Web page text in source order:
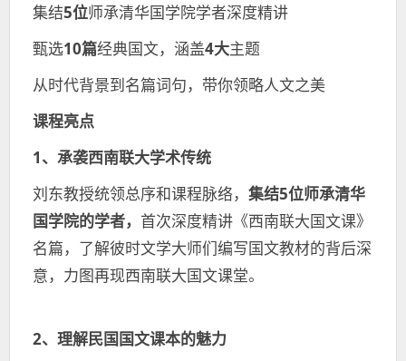
集结5位师承清华国学院学者深度精讲
甄选10篇经典国文，涵盖4大主题
从时代背景到名篇词句，带你领略人文之美
课程亮点
1、承袭西南联大学术传统
刘东教授统领总序和课程脉络， 集结5位师承清华
国学院的学者， 首次深度精讲《西南联大国文课》
名篇，了解彼时文学大师们编写国文教材的背后深
意，力图再现西南联大国文课堂。
2、理解民国国文课本的魅力